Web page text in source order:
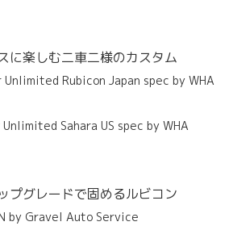
に楽しむ二車二様のカスタム
Rubicon Japan spec by WHA
Sahara US spec by WHA
プグレードで固めるルビコン
by Gravel Auto Service